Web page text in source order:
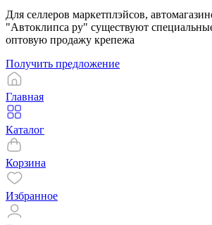
Для селлеров маркетплэйсов,
"Автоклипса ру" существуют
оптовую продажу крепежа
Получить предложение
Главная
Каталог
Корзина
Избранное